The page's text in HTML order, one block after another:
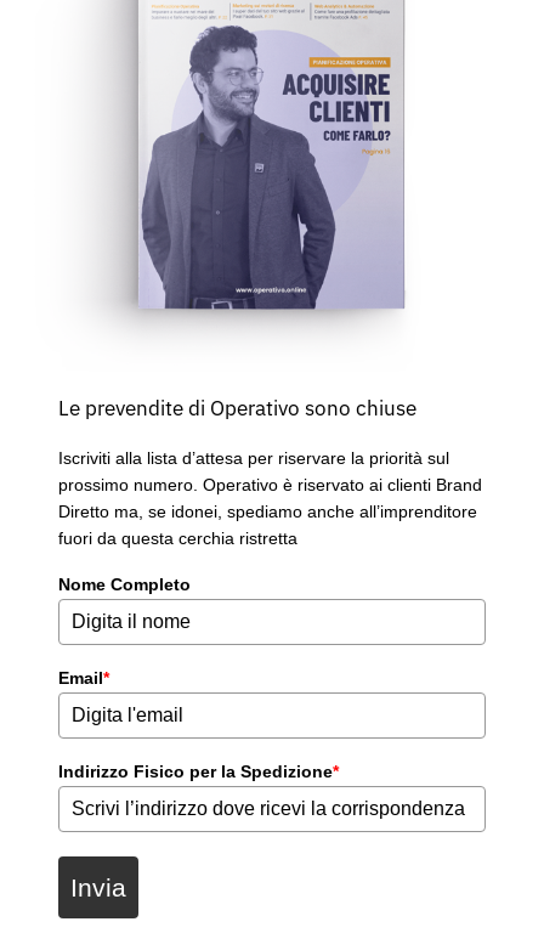
Le prevendite di Operativo sono chiuse
Iscriviti alla lista d’attesa per riservare la priorità sul
prossimo numero. Operativo è riservato ai clienti Brand
Diretto ma, se idonei, spediamo anche all’imprenditore
fuori da questa cerchia ristretta
Nome Completo
Email*
Indirizzo Fisico per la Spedizione*
Invia